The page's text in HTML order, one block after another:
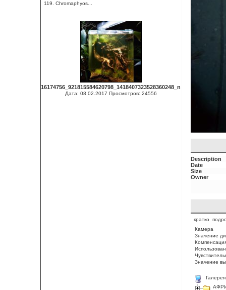
119. Chromaphyos...
16174756_921815584620798_1418407323528360248_n
Дата: 08.02.2017 Просмотров: 24556
Description
Date
Size
Owner
кратко
Камера
Значение
Значение
Галерея